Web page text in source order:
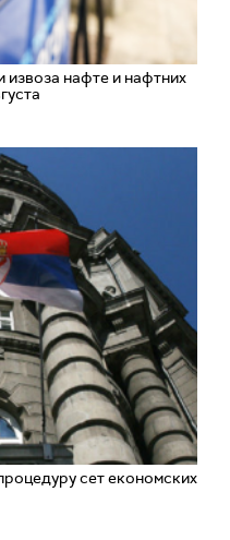
извоза нафте и нафтних
сет економских